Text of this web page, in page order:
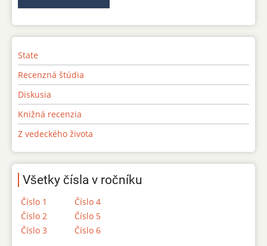
State
Recenzná štúdia
Diskusia
Knižná recenzia
Z vedeckého života
Všetky čísla v ročníku
Číslo 1
Číslo 2
Číslo 3
Číslo 4
Číslo 5
Číslo 6